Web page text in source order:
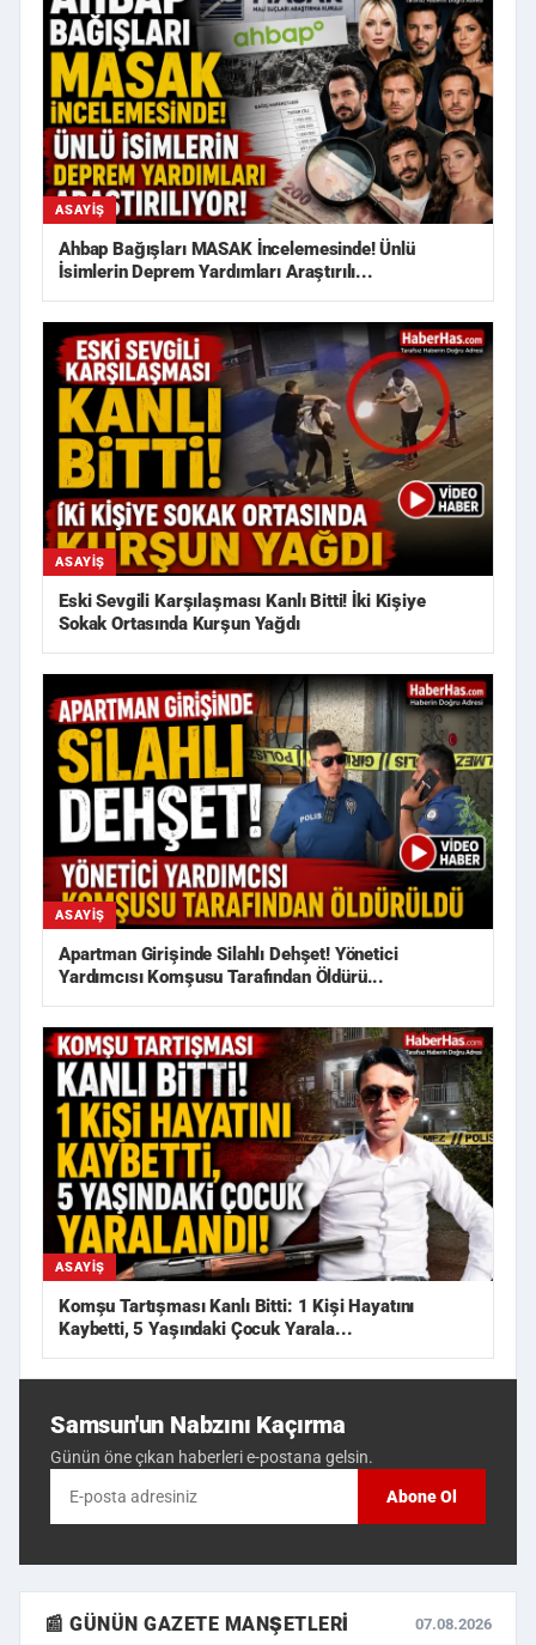
ASAYIŞ
Ahbap Bağışları MASAK İncelemesinde! Ünlü
İsimlerin Deprem Yardımları Araştırılı...
ASAYIŞ
Eski Sevgili Karşılaşması Kanlı Bitti! İki Kişiye
Sokak Ortasında Kurşun Yağdı
ASAYIŞ
Apartman Girişinde Silahlı Dehşet! Yönetici
Yardımcısı Komşusu Tarafından Öldürü...
ASAYIŞ
Komşu Tartışması Kanlı Bitti: 1 Kişi Hayatını
Kaybetti, 5 Yaşındaki Çocuk Yarala...
Samsun'un Nabzını Kaçırma
Günün öne çıkan haberleri e-postana gelsin.
Abone Ol
📰 GÜNÜN GAZETE MANŞETLERI 07.08.2026